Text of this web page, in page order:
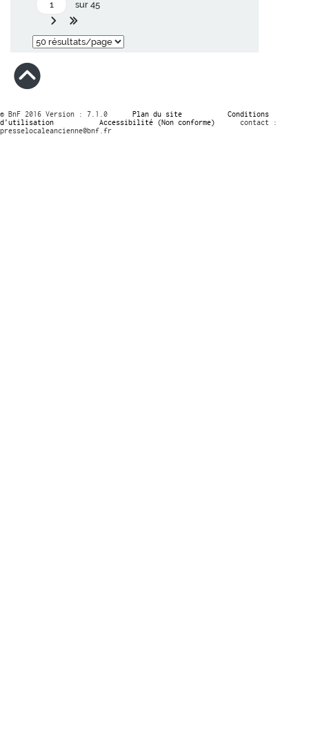
sur 45
© BnF 2016 Version : 7.1.0 Plan du site
Conditions
d’utilisation
Accessibilité (Non conforme)
contact :
presselocaleancienne@bnf.fr